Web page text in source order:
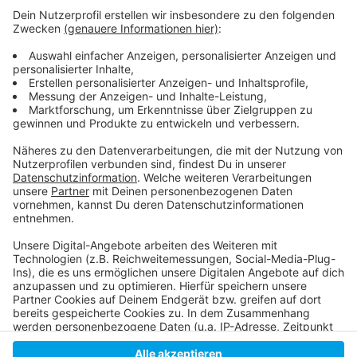
Legende Daniel Kreutzer mit Insgesamt wird an 700
Standorten in der Stadt fürs Masketragen geworben.
Die Kampagne läuft etwa drei Wochen.
Hier geht es zur Kampagne.
Die Facebookseite der Stadt.
Anzeige
Anzeige